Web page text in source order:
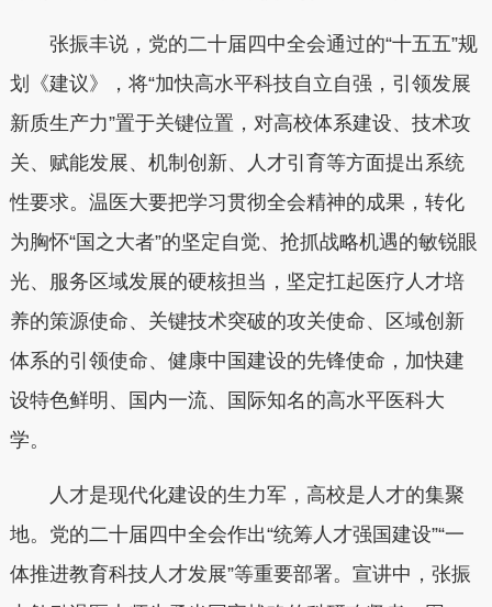
张振丰说，党的二十届四中全会通过的“十五五”规
划《建议》，将“加快高水平科技自立自强，引领发展
新质生产力”置于关键位置，对高校体系建设、技术攻
关、赋能发展、机制创新、人才引育等方面提出系统
性要求。温医大要把学习贯彻全会精神的成果，转化
为胸怀“国之大者”的坚定自觉、抢抓战略机遇的敏锐眼
光、服务区域发展的硬核担当，坚定扛起医疗人才培
养的策源使命、关键技术突破的攻关使命、区域创新
体系的引领使命、健康中国建设的先锋使命，加快建
设特色鲜明、国内一流、国际知名的高水平医科大
学。
人才是现代化建设的生力军，高校是人才的集聚
地。党的二十届四中全会作出“统筹人才强国建设”“一
体推进教育科技人才发展”等重要部署。宣讲中，张振